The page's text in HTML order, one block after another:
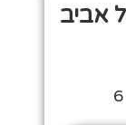
אביב